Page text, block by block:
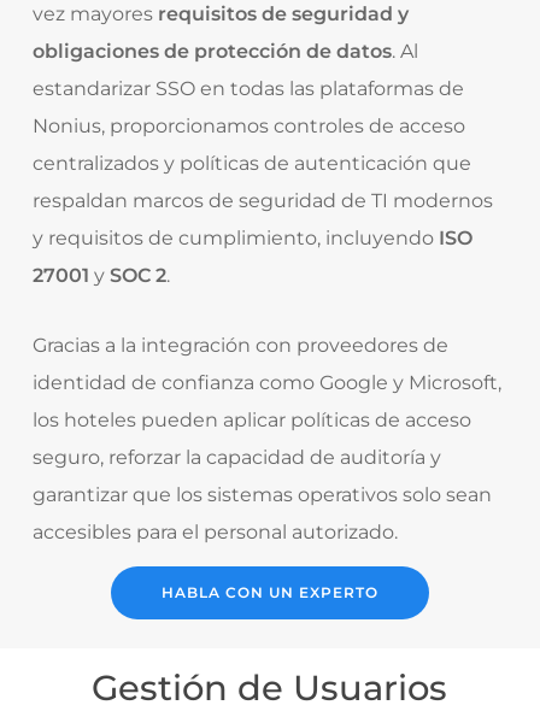
vez mayoresrequisitos de seguridad y
obligaciones de protección de datos. Al
estandarizar SSO en todas las plataformas de
Nonius, proporcionamos controles de acceso
centralizados y políticas de autenticación que
respaldan marcos de seguridad de TI modernos
y requisitos de cumplimiento, incluyendo ISO
27001 y SOC 2.
Gracias a la integración con proveedores de
identidad de confianza como Google y Microsoft,
los hoteles pueden aplicar políticas de acceso
seguro, reforzar la capacidad de auditoría y
garantizar que los sistemas operativos solo sean
accesibles para el personal autorizado.
HABLA CON UN EXPERTO
Gestión de Usuarios